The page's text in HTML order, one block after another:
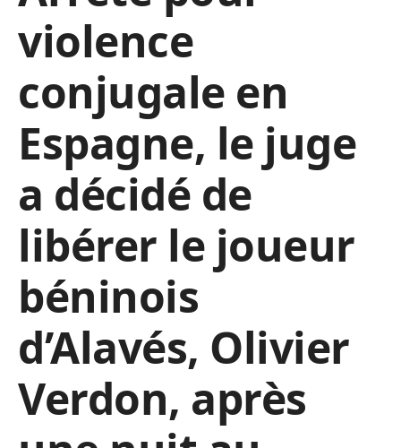
violence
conjugale en
Espagne, le juge
a décidé de
libérer le joueur
béninois
d’Alavés, Olivier
Verdon, après